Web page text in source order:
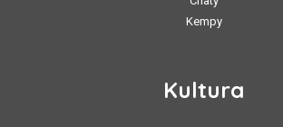
Kempy
Kultura